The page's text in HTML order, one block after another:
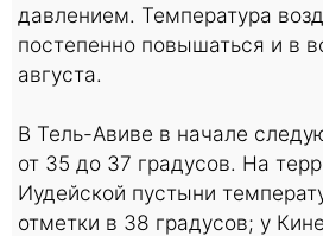
давлением. Температура
постепенно повышаться и в
августа.
В Тель-Авиве в начале
от 35 до 37 градусов. На
Иудейской пустыни
отметки в 38 градусов; у